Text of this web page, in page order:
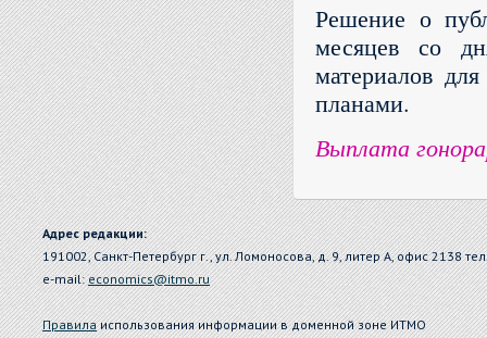
Решение о
месяцев со
материалов
планами.
Выплата
Адрес редакции:
191002, Санкт-Петербург г., ул. Ломоносова, д. 9, литер А, офис 2138
e-mail:economics@itmo.ru
Правилаиспользования информации в доменной зоне ИТМО